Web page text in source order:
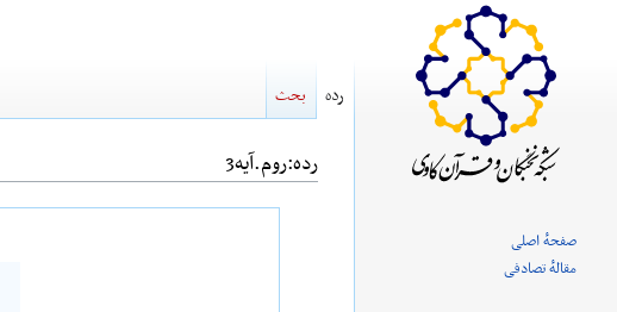
رده:روم.آیه3
رده بحث
صفحهٔ اصلی
مقالهٔ تصادفی